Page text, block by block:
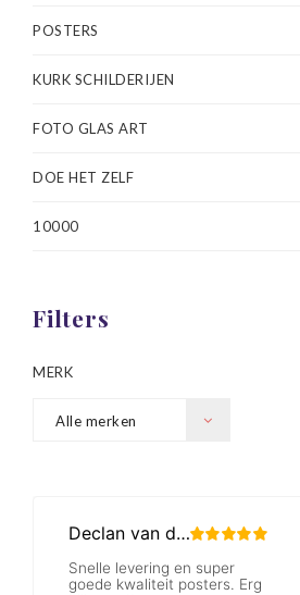
POSTERS
KURK SCHILDERIJEN
FOTO GLAS ART
DOE HET ZELF
10000
Filters
MERK
Alle merken